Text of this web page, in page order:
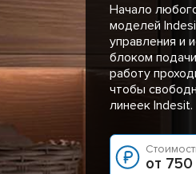
Начало
моделей
управления и
блоком
работу
чтобы
линеек Indesit.
от 750